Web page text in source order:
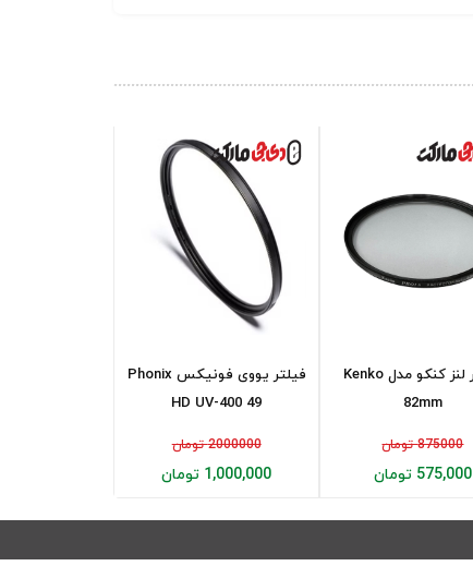
فیلتر یووی فونیکس Phonix
HD UV-400 49
2000000 تومان
1,000,000 تومان
فیلتر لنز کنکو مدل Kenko
82mm
875000 تومان
575,000 تومان